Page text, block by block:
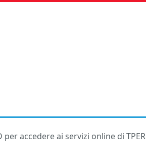
accedere ai servizi online di TPER